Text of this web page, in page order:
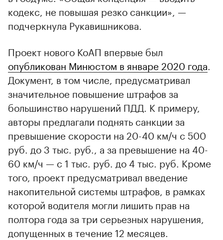
кодекс, не повышая резко санкции», —
подчеркнула Рукавишникова.
Проект нового КоАП впервые был
опубликован Минюстом в январе 2020 года
Документ, в том числе, предусматривал
значительное повышение штрафов за
большинство нарушений ПДД. К примеру,
авторы предлагали поднять санкции за
превышение скорости на 20-40 км/ч с 500
руб. до 3 тыс. руб., а за превышение на 40-
60 км/ч — с 1 тыс. руб. до 4 тыс. руб. Кроме
того, проект предусматривал введение
накопительной системы штрафов, в рамках
которой водителя могли лишить прав на
полтора года за три серьезных нарушения,
допущенных в течение 12 месяцев.